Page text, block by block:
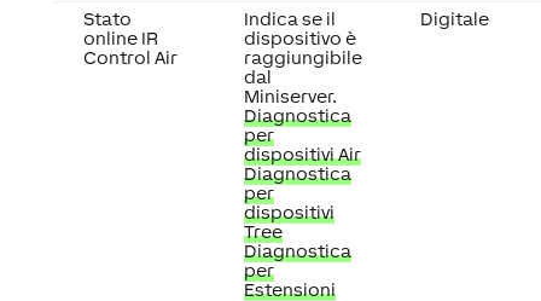
Stato
online IR
Control Air
Indica se il
dispositivo è
raggiungibile
dal
Miniserver.
Diagnostica
per
dispositivi Air
Diagnostica
per
dispositivi
Tree
Diagnostica
per
Estensioni
Digitale